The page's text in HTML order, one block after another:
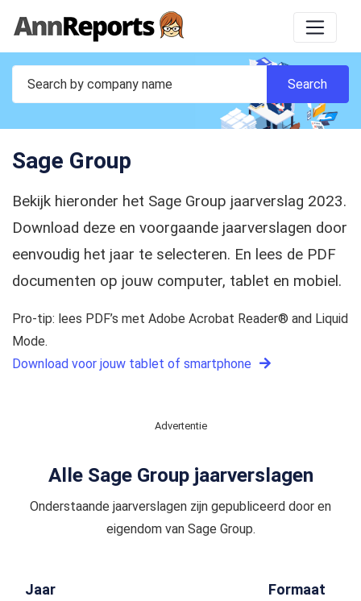
Sage Group
Bekijk hieronder het Sage Group jaarverslag 2023.
Download deze en voorgaande jaarverslagen door
eenvoudig het jaar te selecteren. En lees de PDF
documenten op jouw computer, tablet en mobiel.
Pro-tip: lees PDF’s met Adobe Acrobat Reader® and Liquid
Mode.
Download voor jouw tablet of smartphone
Advertentie
Alle Sage Group jaarverslagen
Onderstaande jaarverslagen zijn gepubliceerd door en
eigendom van Sage Group.
Jaar Formaat